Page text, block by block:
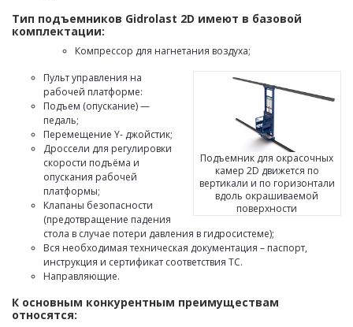
Тип подъемников Gidrolast 2D имеют в базовой
комплектации:
Компрессор для нагнетания воздуха;
Подъемник для окрасочных
камер 2D движется по
вертикали и по горизонтали
вдоль окрашиваемой
поверхности
Пульт управления на
рабочей платформе:
Подъем (опускание) —
педаль;
Перемещение Y- джойстик;
Дроссели для регулировки
скорости подъёма и
опускания рабочей
платформы;
Клапаны безопасности
(предотвращение падения
стола в случае потери давления в гидросистеме);
Вся необходимая техническая документация – паспорт,
инструкция и сертификат соответствия ТС.
Направляющие.
К основным конкурентным преимуществам
относятся: